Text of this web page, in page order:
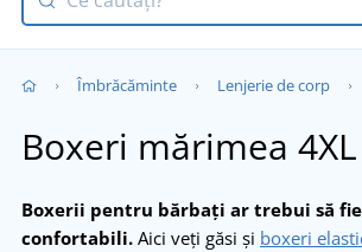
Îmbrăcăminte Lenjerie de corp
Boxeri mărimea 4XL
Boxerii pentru bărbați ar trebui să
confortabili. Aici veți găsi și boxeri